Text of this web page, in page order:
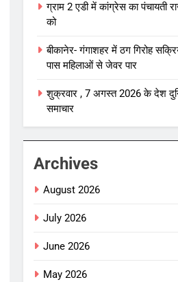
ग्राम 2 एडी में कांग्रेस का पंचायती
को
बीकानेर- गंगाशहर में ठग गिरोह
पास महिलाओं से जेवर पार
शुक्रवार , 7 अगस्त 2026 के देश
समाचार
Archives
August 2026
July 2026
June 2026
May 2026